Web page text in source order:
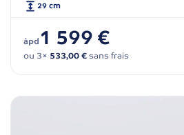
29 cm
àpd 1 599 €
ou 3× 533,00 €sans frais